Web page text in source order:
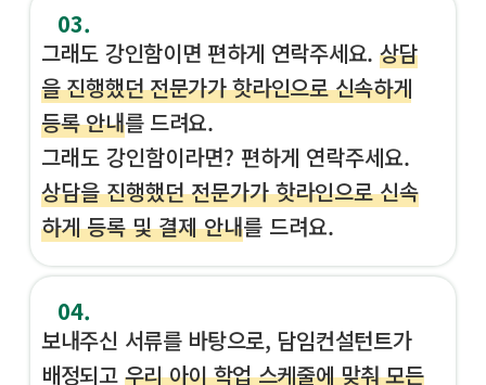
03.
그래도 강인함이면 편하게 연락주세요. 상담
을 진행했던 전문가가 핫라인으로 신속하게
등록 안내를 드려요.
그래도 강인함이라면? 편하게 연락주세요.
상담을 진행했던 전문가가 핫라인으로 신속
하게 등록 및 결제 안내를 드려요.
04.
보내주신 서류를 바탕으로, 담임컨설턴트가
배정되고 우리 아이 학업 스케줄에 맞춰 모든